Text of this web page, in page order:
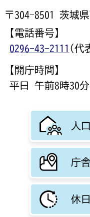
〒304-8501 茨城
【電話番号】
0296-43-2111 (代
【開庁時間】
平日 午前8時30
人
庁
休